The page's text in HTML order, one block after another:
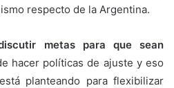
respecto de la Argentina.
metas para que sean
hacer políticas de ajuste y eso
planteando para flexibilizar